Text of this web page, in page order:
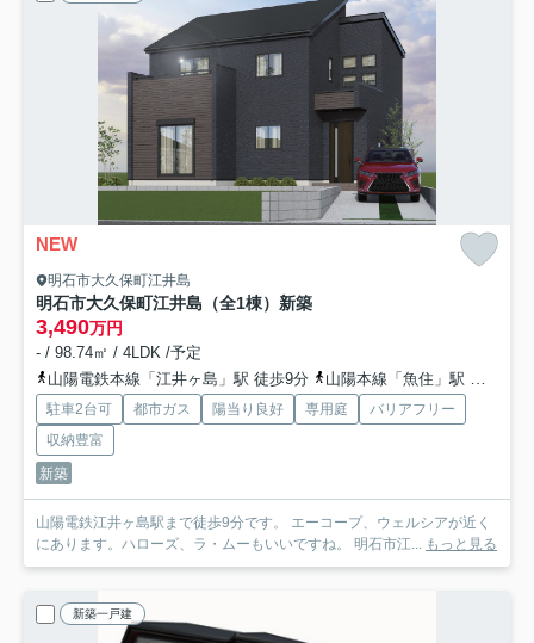
NEW
明石市大久保町江井島
明石市大久保町江井島（全1棟）新築
3,490万円
- / 98.74㎡ / 4LDK /予定
山陽電鉄本線「江井ヶ島」駅 徒歩9分
山陽本線「魚住」駅 徒歩33分
駐車2台可 都市ガス 陽当り良好 専用庭
バリアフリー
収納豊富
新築
山陽電鉄江井ヶ島駅まで徒歩9分です。 エーコープ、ウェルシアが近く
にあります。ハローズ、ラ・ムーもいいですね。 明石市江...
もっと見る
新築一戸建